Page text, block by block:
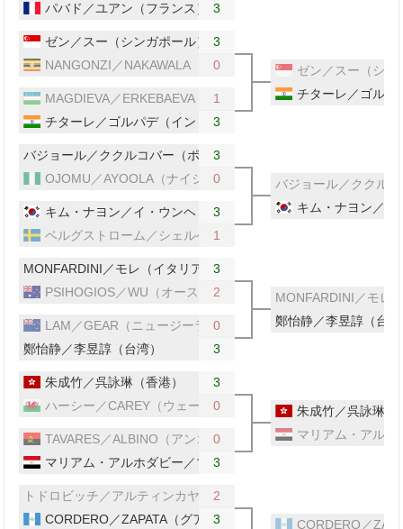
パバド／ユアン（フランス）
3
ゼン／スー（シンガポール）
3
NANGONZI／NAKAWALA（ウガンダ）
0
MAGDIEVA／ERKEBAEVA（ウズベキスタン）
1
チターレ／ゴルパデ（インド）
3
バジョール／ククルコバー（ポーランド／スロバキア）
3
OJOMU／AYOOLA（ナイジェリア）
0
キム・ナヨン／イ・ウンヘ（韓国）
3
ベルグストローム／シェルベリ（スウェーデン）
1
MONFARDINI／モレ（イタリア／スイス）
3
PSIHOGIOS／WU（オーストラリア）
2
LAM／GEAR（ニュージーランド）
0
鄭怡静／李昱諄（台湾）
3
朱成竹／呉詠琳（香港）
3
ハーシー／CAREY（ウェールズ）
0
TAVARES／ALBINO（アンゴラ）
0
マリアム・アルホダビー／マルワ・アルホダビー（エジプト）
3
トドロビッチ／アルティンカヤ（セルビア／トルコ）
2
CORDERO／ZAPATA（グアテマラ）
3
ゼン／スー（シン
チターレ／ゴルパ
バジョール／ククル
キム・ナヨン／イ
MONFARDINI／モレ
鄭怡静／李昱諄（台
朱成竹／呉詠琳（
マリアム・アルホ
CORDERO／